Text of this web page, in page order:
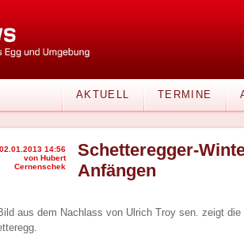
AKTUELL TERMINE
02.01.2013 14:56
von Hubert
Cernenschek
Schetteregger-
Anfängen
aus dem Nachlass von Ulrich Troy sen. zeigt